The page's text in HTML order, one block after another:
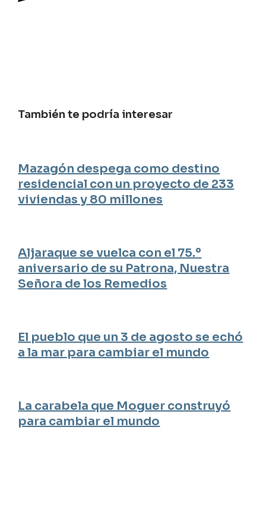
También te podría interesar
Mazagón despega como destino
residencial con un proyecto de 233
viviendas y 80 millones
Aljaraque se vuelca con el 75.º
aniversario de su Patrona, Nuestra
Señora de los Remedios
El pueblo que un 3 de agosto se echó
a la mar para cambiar el mundo
La carabela que Moguer construyó
para cambiar el mundo